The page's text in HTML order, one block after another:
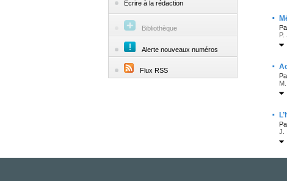
Ecrire à la rédaction
Bibliothèque
Alerte nouveaux numéros
Flux RSS
·
P.
·
·
J.